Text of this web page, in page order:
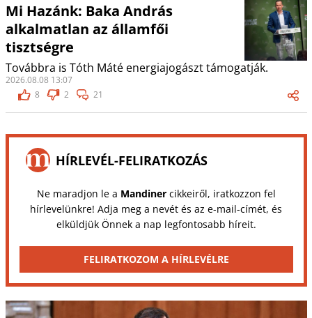
Mi Hazánk: Baka András
alkalmatlan az államfői
tisztségre
Továbbra is Tóth Máté energiajogászt támogatják.
2026.08.08 13:07
8
2 21
HÍRLEVÉL-FELIRATKOZÁS
Ne maradjon le a Mandinercikkeiről, iratkozzon fel
hírlevelünkre! Adja meg a nevét és az e-mail-címét, és
elküldjük Önnek a nap legfontosabb híreit.
FELIRATKOZOM A HÍRLEVÉLRE